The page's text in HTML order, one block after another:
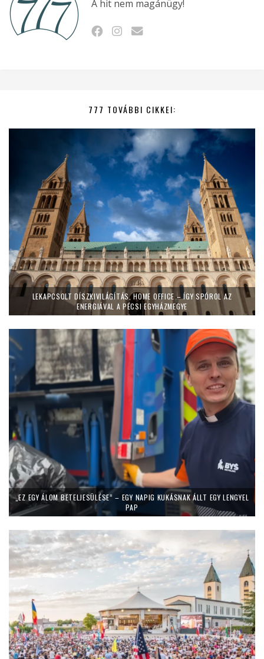
A hit nem magánügy!
777 TOVÁBBI CIKKEI:
LEKAPCSOLT DÍSZKIVILÁGÍTÁS, HOME OFFICE – ÍGY SPÓROL AZ
ENERGIÁVAL A PÉCSI EGYHÁZMEGYE
„EZ EGY ÁLOM BETELJESÜLÉSE” – EGY NAPIG KUKÁSNAK ÁLLT EGY LENGYEL
PAP